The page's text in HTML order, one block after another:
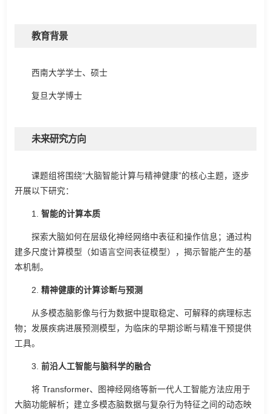
教育背景
西南大学学士、硕士
复旦大学博士
未来研究方向
课题组将围绕“大脑智能计算与精神健康”的核心主题，逐步
开展以下研究：
1. 智能的计算本质
探索大脑如何在层级化神经网络中表征和操作信息；通过构
建多尺度计算模型（如语言空间表征模型），揭示智能产生的基
本机制。
2. 精神健康的计算诊断与预测
从多模态脑影像与行为数据中提取稳定、可解释的病理标志
物；发展疾病进展预测模型，为临床的早期诊断与精准干预提供
工具。
3. 前沿人工智能与脑科学的融合
将 Transformer、图神经网络等新一代人工智能方法应用于
大脑功能解析；建立多模态脑数据与复杂行为特征之间的动态映